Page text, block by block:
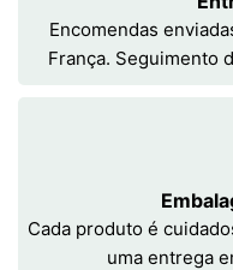
Encomendas
França. Seguimento
Cada produto é
uma entrega